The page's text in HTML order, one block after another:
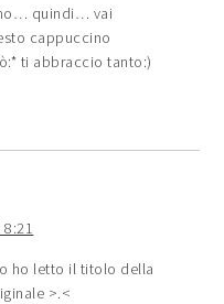
quindi… vai
cappuccino
ti abbraccio tanto:)
ho letto il titolo della
>.<